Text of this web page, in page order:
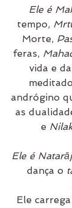
Ele é
tempo,
Morte,
feras,
vida e
andrógino
as
e
Ele é
dança o
Ele